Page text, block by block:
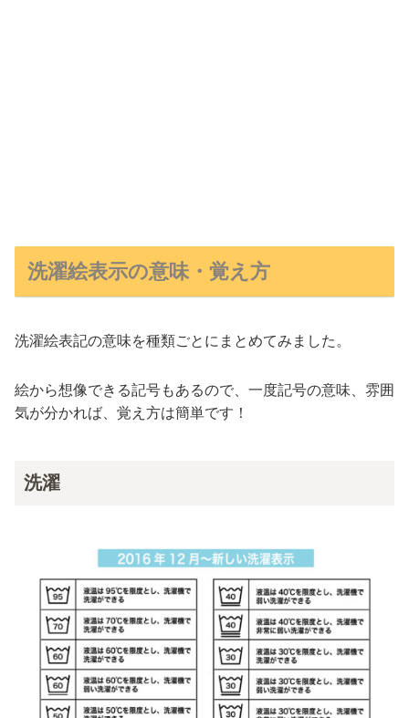
洗濯絵表示の意味・覚え方
洗濯絵表記の意味を種類ごとにまとめてみました。
絵から想像できる記号もあるので、一度記号の意味、雰囲
気が分かれば、覚え方は簡単です！
洗濯